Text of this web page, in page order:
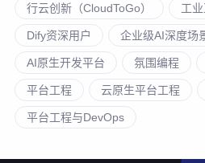
行云创新（CloudToGo） 工
Dify资深用户 企业级AI深度场
AI原生开发平台 氛围编程
平台工程 云原生平台工程
平台工程与DevOps